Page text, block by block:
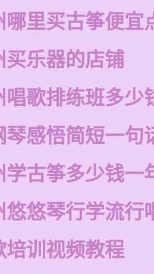
哪里买古筝便宜
买乐器的店铺
唱歌排练班多少
琴感悟简短一句
学古筝多少钱一
悠悠琴行学流行
培训视频教程